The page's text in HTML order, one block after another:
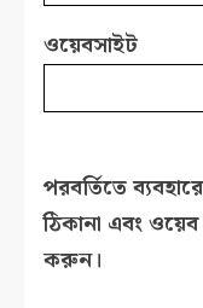
ওয়েবসাইট
পরবর্তিতে
ঠিকানা এবং
করুন।